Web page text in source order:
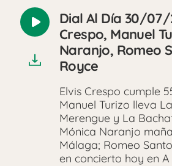
Reproducir
audio
Dial Al Día 30/07/
Crespo, Manuel
Naranjo, Romeo
Royce
Elvis Crespo cumple
Manuel Turizo lleva
Merengue y La
Mónica Naranjo
Málaga; Romeo
en concierto hoy en A